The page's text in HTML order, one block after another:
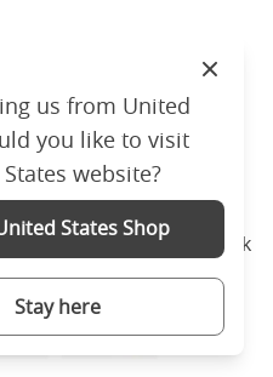
Letto/ Legno / Byron Slim
(2026) Company No.
726 3896 02
4.8stars by Reviews.co.uk
reviews
us from United
you like to visit
website?
States Shop
Stay here
Close